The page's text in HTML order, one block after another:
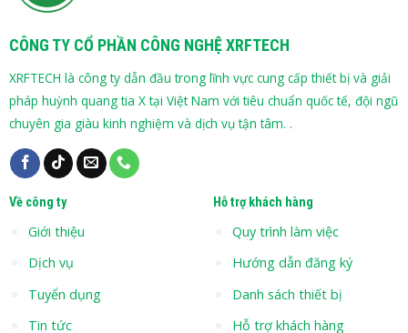
CÔNG TY CỔ PHẦN CÔNG NGHỆ XRFTECH
XRFTECH là công ty dẫn đầu trong lĩnh vực cung cấp thiết bị và giải
pháp huỳnh quang tia X tại Việt Nam với tiêu chuẩn quốc tế, đội ngũ
chuyên gia giàu kinh nghiệm và dịch vụ tận tâm. .
Về công ty
Giới thiệu
Dịch vụ
Tuyển dụng
Tin tức
Hỗ trợ khách hàng
Quy trình làm việc
Hướng dẫn đăng ký
Danh sách thiết bị
Hỗ trợ khách hàng